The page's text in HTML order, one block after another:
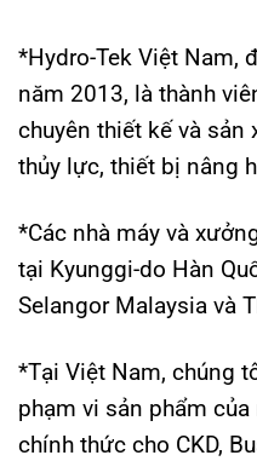
*Hydro-Tek Việt Nam,
năm 2013, là thành
chuyên thiết kế và sản
thủy lực, thiết bị nâng
*Các nhà máy và
tại Kyunggi-do Hàn
Selangor Malaysia và
*Tại Việt Nam, chúng
phạm vi sản phẩm
chính thức cho CKD,